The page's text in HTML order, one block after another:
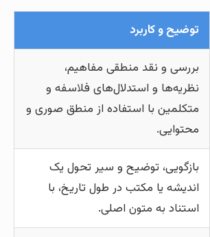
توضیح و کاربرد
بررسی و نقد منطقی مفاهیم،
نظریه‌ها و استدلال‌های فلاسفه و
متکلمین با استفاده از منطق صوری و
محتوایی.
بازگویی، توضیح و سیر تحول یک
اندیشه یا مکتب در طول تاریخ، با
استناد به متون اصلی.